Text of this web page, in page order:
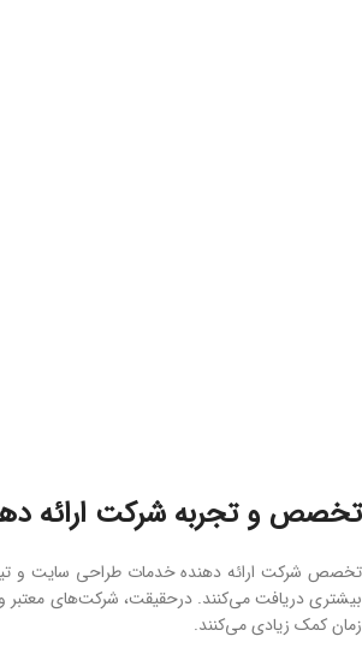
تخصص و تجربه شرکت ارائه
تخصص شرکت ارائه دهنده خدمات طراحی سایت و
بیشتری دریافت می‌کنند. درحقیقت، شرکت‌های معتبر
زمان کمک زیادی می‌کنند.